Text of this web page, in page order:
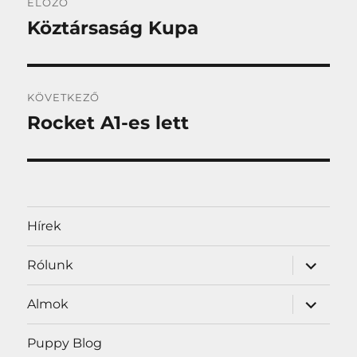
navigáció
Korábbi
Köztársaság Kupa
KÖVETKEZŐ
Következő
Rocket A1-es lett
Hírek
Rólunk
almenü
Almok
almenü
Puppy Blog